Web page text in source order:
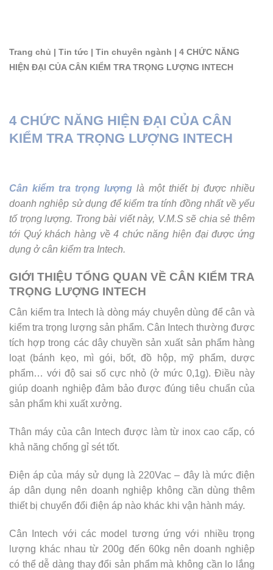
Trang chủ | Tin tức | Tin chuyên ngành | 4 CHỨC NĂNG
HIỆN ĐẠI CỦA CÂN KIỂM TRA TRỌNG LƯỢNG INTECH
4 CHỨC NĂNG HIỆN ĐẠI CỦA CÂN
KIỂM TRA TRỌNG LƯỢNG INTECH
Cân kiểm tra trọng lượng là một thiết bị được nhiều
doanh nghiệp sử dụng để kiểm tra tính đồng nhất về yếu
tố trọng lượng. Trong bài viết này, V.M.S sẽ chia sẻ thêm
tới Quý khách hàng về 4 chức năng hiện đại được ứng
dụng ở cân kiểm tra Intech.
GIỚI THIỆU TỔNG QUAN VỀ CÂN KIỂM TRA
TRỌNG LƯỢNG INTECH
Cân kiểm tra Intech là dòng máy chuyên dùng để cân và
kiểm tra trọng lượng sản phẩm. Cân Intech thường được
tích hợp trong các dây chuyền sản xuất sản phẩm hàng
loạt (bánh kẹo, mì gói, bốt, đồ hộp, mỹ phẩm, dược
phẩm… với độ sai số cực nhỏ (ở mức 0,1g). Điều này
giúp doanh nghiệp đảm bảo được đúng tiêu chuẩn của
sản phẩm khi xuất xưởng.
Thân máy của cân Intech được làm từ inox cao cấp, có
khả năng chống gỉ sét tốt.
Điện áp của máy sử dụng là 220Vac – đây là mức điện
áp dân dụng nên doanh nghiệp không cần dùng thêm
thiết bị chuyển đổi điện áp nào khác khi vận hành máy.
Cân Intech với các model tương ứng với nhiều trọng
lượng khác nhau từ 200g đến 60kg nên doanh nghiệp
có thể dễ dàng thay đổi sản phẩm mà không cần lo lắng